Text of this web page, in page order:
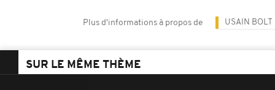
Plus d'informations à propos de USAIN BOLT
SUR LE MÊME THÈME